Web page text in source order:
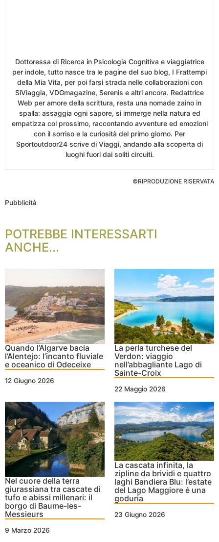
Dottoressa di Ricerca in Psicologia Cognitiva e viaggiatrice
per indole, tutto nasce tra le pagine del suo blog, I Frattempi
della Mia Vita, per poi farsi strada nelle collaborazioni con
SiViaggia, VDGmagazine, Serenis e altri ancora. Redattrice
Web per amore della scrittura, resta una nomade zaino in
spalla: assaggia ogni sapore, si immerge nella natura ed
empatizza col prossimo, raccontando avventure ed emozioni
con il sorriso e la curiosità del primo giorno. Per
Sportoutdoor24 scrive di Viaggi, andando alla scoperta di
luoghi fuori dai soliti circuiti.
©RIPRODUZIONE RISERVATA
Pubblicità
POTREBBE INTERESSARTI
ANCHE...
Quando l’Algarve bacia
l’Alentejo: l’incanto fluviale
e oceanico di Odeceixe
12 Giugno 2026
La perla turchese del
Verdon: viaggio
nell’abbagliante Lago di
Sainte-Croix
22 Maggio 2026
Nel cuore della terra
giurassiana tra cascate di
tufo e abissi millenari: il
borgo di Baume-les-
Messieurs
9 Marzo 2026
La cascata infinita, la
zipline da brividi e quattro
laghi Bandiera Blu: l’estate
del Lago Maggiore è una
goduria
23 Giugno 2026